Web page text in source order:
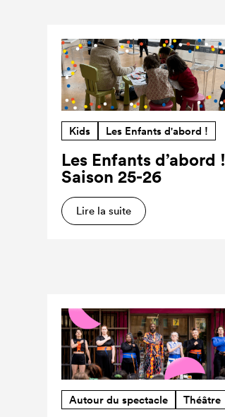
Kids Les Enfants d'abord !
Les Enfants d’abord !
Saison 25-26
Lire la suite
Autour du spectacle Théâtre